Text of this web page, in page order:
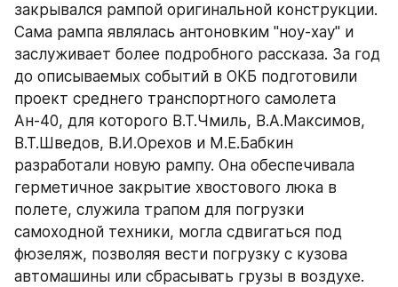
закрывался рампой оригинальной конструкции.
Сама рампа являлась антоновким "ноу-хау" и
заслуживает более подробного рассказа. За год
до описываемых событий в ОКБ подготовили
проект среднего транспортного самолета
Ан-40, для которого В.Т.Чмиль, В.А.Максимов,
В.Т.Шведов, В.И.Орехов и М.Е.Бабкин
разработали новую рампу. Она обеспечивала
герметичное закрытие хвостового люка в
полете, служила трапом для погрузки
самоходной техники, могла сдвигаться под
фюзеляж, позволяя вести погрузку с кузова
автомашины или сбрасывать грузы в воздухе.